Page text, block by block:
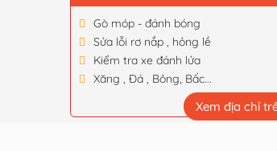
Gò móp - đánh bóng
Sửa lỗi rơ nắp , hỏng lề
Kiểm tra xe đánh lửa
Xăng , Đá , Bông, Bấc...
Xem địa chỉ